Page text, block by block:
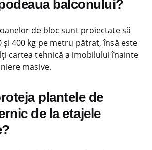
balconului?
de bloc sunt proiectate să
400 kg pe metru pătrat, însă este
cartea tehnică a imobilului înainte
masive.
plantele de
de la etajele